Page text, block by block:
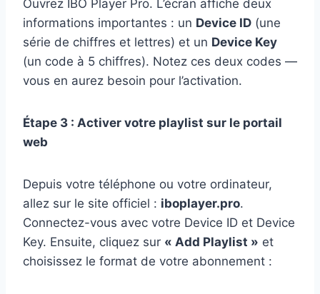
Ouvrez IBO Player Pro. L’écran affiche deux
informations importantes : un Device ID (une
série de chiffres et lettres) et un Device Key
(un code à 5 chiffres). Notez ces deux codes —
vous en aurez besoin pour l’activation.
Étape 3 : Activer votre playlist sur le portail
web
Depuis votre téléphone ou votre ordinateur,
allez sur le site officiel : iboplayer.pro.
Connectez-vous avec votre Device ID et Device
Key. Ensuite, cliquez sur « Add Playlist » et
choisissez le format de votre abonnement :